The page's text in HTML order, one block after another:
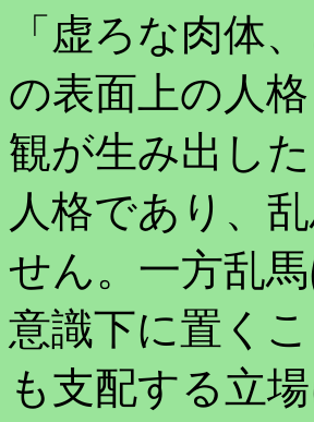
「虚ろな肉体
の表面上の人
観が生み出し
人格であり、
せん。一方乱
意識下に置く
も支配する立